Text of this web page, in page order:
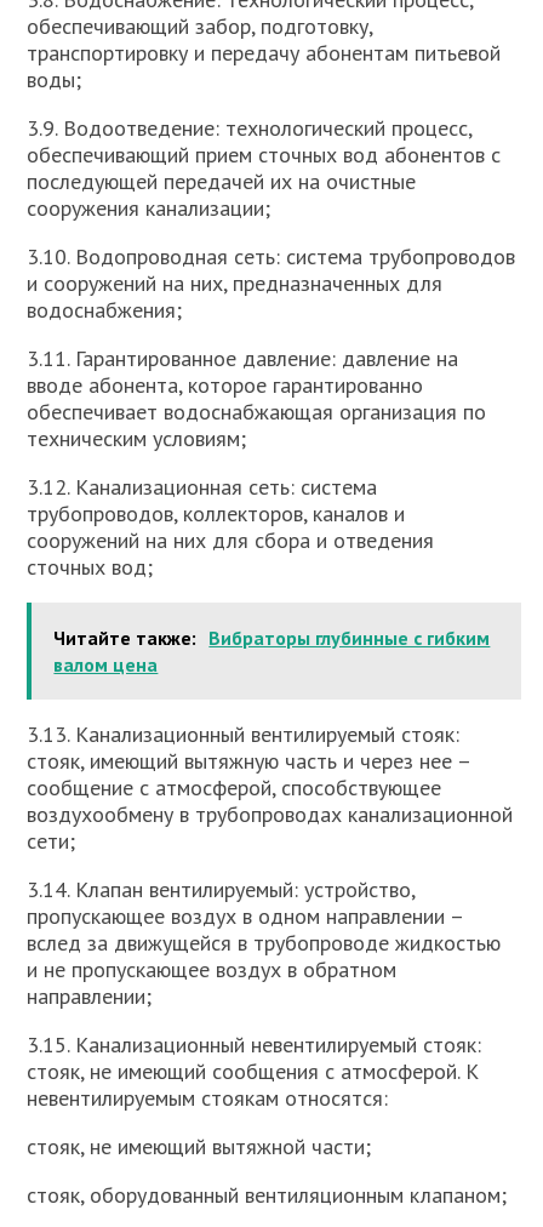
обеспечивающий забор, подготовку,
транспортировку и передачу абонентам питьевой
воды;
3.9. Водоотведение: технологический процесс,
обеспечивающий прием сточных вод абонентов с
последующей передачей их на очистные
сооружения канализации;
3.10. Водопроводная сеть: система трубопроводов
и сооружений на них, предназначенных для
водоснабжения;
3.11. Гарантированное давление: давление на
вводе абонента, которое гарантированно
обеспечивает водоснабжающая организация по
техническим условиям;
3.12. Канализационная сеть: система
трубопроводов, коллекторов, каналов и
сооружений на них для сбора и отведения
сточных вод;
Читайте также: Вибраторы глубинные с гибким
валом цена
3.13. Канализационный вентилируемый стояк:
стояк, имеющий вытяжную часть и через нее –
сообщение с атмосферой, способствующее
воздухообмену в трубопроводах канализационной
сети;
3.14. Клапан вентилируемый: устройство,
пропускающее воздух в одном направлении –
вслед за движущейся в трубопроводе жидкостью
и не пропускающее воздух в обратном
направлении;
3.15. Канализационный невентилируемый стояк:
стояк, не имеющий сообщения с атмосферой. К
невентилируемым стоякам относятся:
стояк, не имеющий вытяжной части;
стояк, оборудованный вентиляционным клапаном;